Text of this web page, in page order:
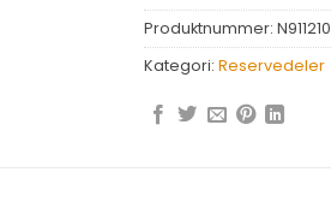
Produktnummer: N911210
Kategori: Reservedeler